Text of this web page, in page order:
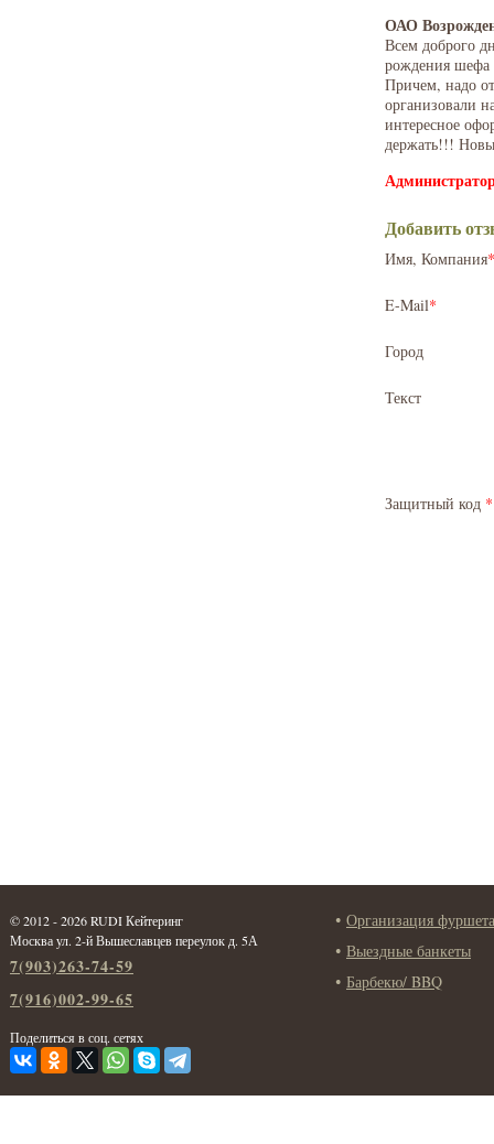
ОАО
Всем доброго
рождения шефа
Причем, надо
организовали
интересное
держать!!!
Добавить
Имя, Компания*
E-Mail*
Город
Текст
Защитный код *
© 2012 - 2026 RUDI Кейтеринг
Москва ул. 2-й Вышеславцев переулок д. 5А
7(903)263-74-59
7(916)002-99-65
Поделиться в соц. сетях
Организация фуршета
Выездные банкеты
Барбекю/ BBQ